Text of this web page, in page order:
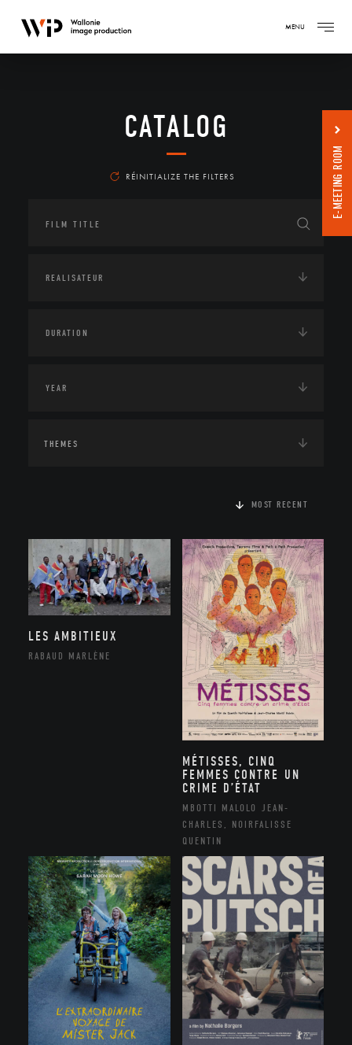
MENU
CATALOG
RÉINITIALIZE THE FILTERS
THEMES
MOST RECENT
LES AMBITIEUX
RABAUD MARLÈNE
MÉTISSES, CINQ
FEMMES CONTRE UN
CRIME D’ÉTAT
MBOTTI MALOLO JEAN-
CHARLES, NOIRFALISSE
QUENTIN
E-MEETING ROOM